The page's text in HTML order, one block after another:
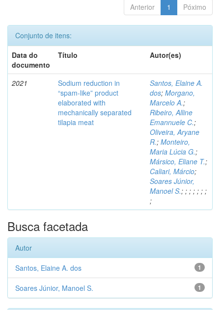
Anterior 1 Póximo
Conjunto de itens:
Data do
documento
Título Autor(es)
2021
Sodium reduction in
“spam-like” product
elaborated with
mechanically separated
tilapia meat
Santos, Elaine A.
dos; Morgano,
Marcelo A.;
Ribeiro, Alline
Emannuele C.;
Oliveira, Aryane
R.; Monteiro,
Maria Lúcia G.;
Mársico, Eliane T.;
Caliari, Márcio;
Soares Júnior,
Manoel S.; ; ; ; ; ; ;
;
Busca facetada
Autor
1
Santos, Elaine A. dos
1
Soares Júnior, Manoel S.